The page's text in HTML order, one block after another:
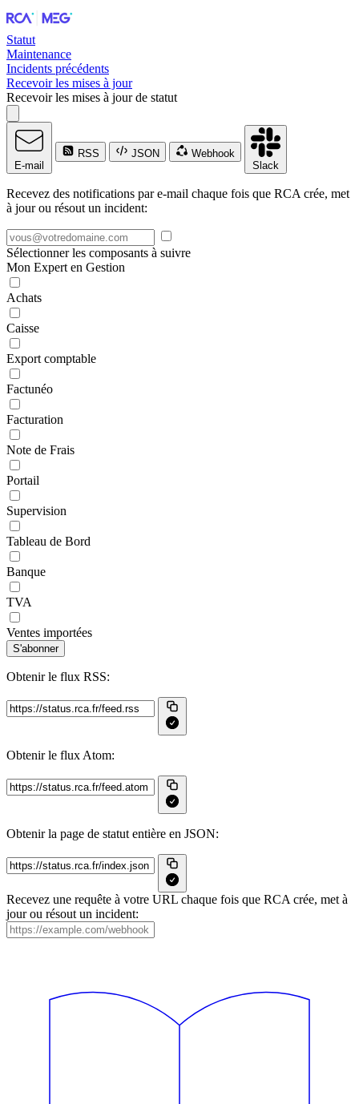
Statut
Maintenance
Incidents précédents
Recevoir les mises à jour
Recevoir les mises à jour de statut
E-mail
RSS JSON
Webhook
Slack
Recevez des notifications par e-mail chaque fois que RCA crée, met
à jour ou résout un incident:
Sélectionner les composants à suivre
Mon Expert en Gestion
Achats
Caisse
Export comptable
Factunéo
Facturation
Note de Frais
Portail
Supervision
Tableau de Bord
Banque
TVA
Ventes importées
S'abonner
Obtenir le flux RSS:
Obtenir le flux Atom:
Obtenir la page de statut entière en JSON:
Recevez une requête à votre URL chaque fois que RCA crée, met à
jour ou résout un incident: